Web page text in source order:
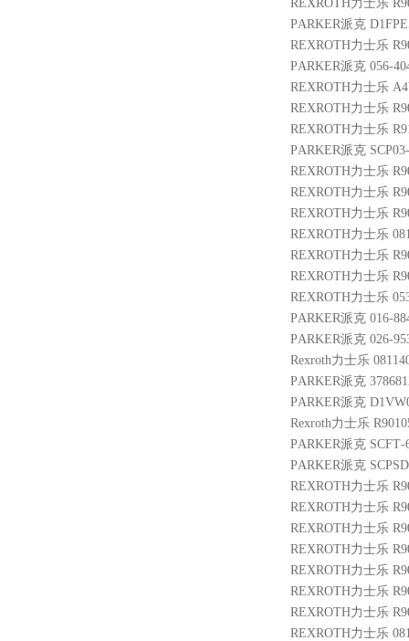
REXROTH力士乐
PARKER派克
REXROTH力士乐
PARKER派克 056-
REXROTH力士乐
REXROTH力士乐
REXROTH力士乐
PARKER派克
REXROTH力士乐
REXROTH力士乐
REXROTH力士乐
REXROTH力士乐
REXROTH力士乐
REXROTH力士乐
REXROTH力士乐
PARKER派克 016-
PARKER派克 026-
Rexroth力士乐
PARKER派克
PARKER派克
Rexroth力士乐
PARKER派克
PARKER派克
REXROTH力士乐
REXROTH力士乐
REXROTH力士乐
REXROTH力士乐
REXROTH力士乐
REXROTH力士乐
REXROTH力士乐
REXROTH力士乐